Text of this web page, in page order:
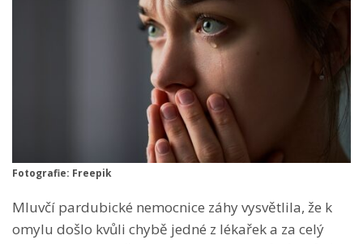
Fotografie: Freepik
Mluvčí pardubické nemocnice záhy vysvětlila, že k
omylu došlo kvůli chybě jedné z lékařek a za celý